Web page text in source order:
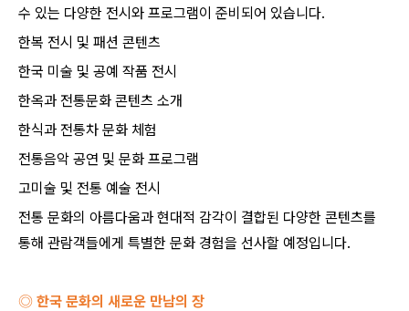
수 있는 다양한 전시와 프로그램이 준비되어 있습니다.
한복 전시 및 패션 콘텐츠
한국 미술 및 공예 작품 전시
한옥과 전통문화 콘텐츠 소개
한식과 전통차 문화 체험
전통음악 공연 및 문화 프로그램
고미술 및 전통 예술 전시
전통 문화의 아름다움과 현대적 감각이 결합된 다양한 콘텐츠를
통해 관람객들에게 특별한 문화 경험을 선사할 예정입니다.
◎ 한국 문화의 새로운 만남의 장